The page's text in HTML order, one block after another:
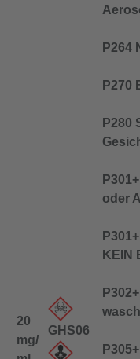
20
mg/
GHS06
P264
P270
P280
oder
KEIN